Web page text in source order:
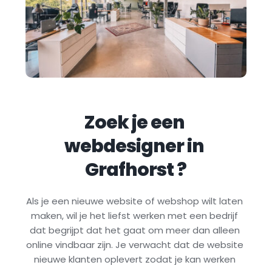
Zoek je een
Grafhorst ?
Als je een nieuwe website of webshop wilt laten
maken, wil je het liefst werken met een bedrijf
dat begrijpt dat het gaat om meer dan alleen
online vindbaar zijn. Je verwacht dat de website
nieuwe klanten oplevert zodat je kan werken